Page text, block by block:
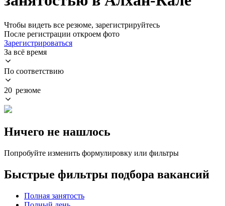
Чтобы видеть все резюме, зарегистрируйтесь
После регистрации откроем фото
Зарегистрироваться
За всё время
По соответствию
20 резюме
Ничего не нашлось
Попробуйте изменить формулировку или фильтры
Быстрые фильтры подбора вакансий
Полная занятость